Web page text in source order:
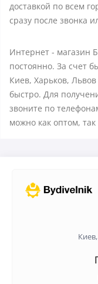
доставкой по всем
сразу после звонка
Интернет - магазин
постоянно. За счет
Киев, Харьков,
быстро. Для
звоните по
можно как оптом,